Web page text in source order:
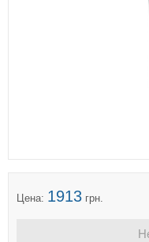
Цена: 1913 грн.